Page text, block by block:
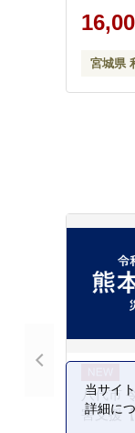
元 塩ダ
名物 厚
BBQ 宮
品]
宮城県
八代市
害支援
当サイ
詳細に